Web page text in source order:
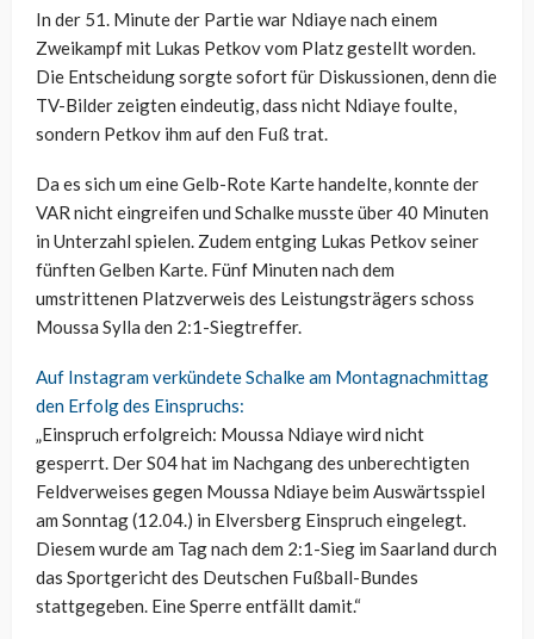
In der 51. Minute der Partie war Ndiaye nach einem
Zweikampf mit Lukas Petkov vom Platz gestellt worden.
Die Entscheidung sorgte sofort für Diskussionen, denn die
TV-Bilder zeigten eindeutig, dass nicht Ndiaye foulte,
sondern Petkov ihm auf den Fuß trat.
Da es sich um eine Gelb-Rote Karte handelte, konnte der
VAR nicht eingreifen und Schalke musste über 40 Minuten
in Unterzahl spielen. Zudem entging Lukas Petkov seiner
fünften Gelben Karte. Fünf Minuten nach dem
umstrittenen Platzverweis des Leistungsträgers schoss
Moussa Sylla den 2:1-Siegtreffer.
Auf Instagram verkündete Schalke am Montagnachmittag
den Erfolg des Einspruchs:
„Einspruch erfolgreich: Moussa Ndiaye wird nicht
gesperrt. Der S04 hat im Nachgang des unberechtigten
Feldverweises gegen Moussa Ndiaye beim Auswärtsspiel
am Sonntag (12.04.) in Elversberg Einspruch eingelegt.
Diesem wurde am Tag nach dem 2:1-Sieg im Saarland durch
das Sportgericht des Deutschen Fußball-Bundes
stattgegeben. Eine Sperre entfällt damit.“